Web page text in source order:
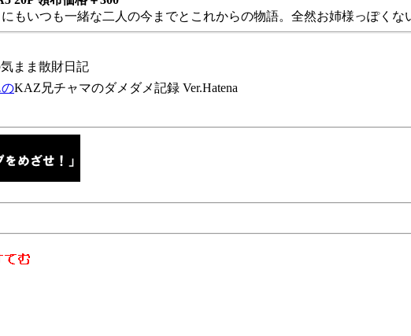
もいつも一緒な二人の今までとこれからの物語。全然お姉様っぽくな
まま散財日記
KAZ兄チャマのダメダメ記録 Ver.Hatena